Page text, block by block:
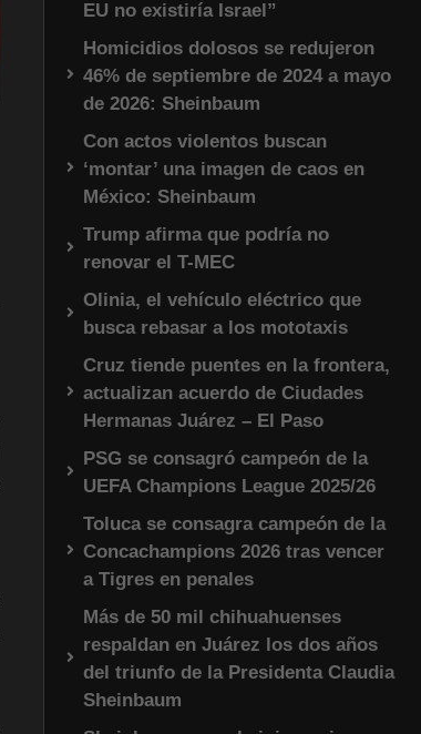
EU no existiría Israel”
Homicidios dolosos se redujeron
46% de septiembre de 2024 a mayo
de 2026: Sheinbaum
Con actos violentos buscan
‘montar’ una imagen de caos en
México: Sheinbaum
Trump afirma que podría no
renovar el T-MEC
Olinia, el vehículo eléctrico que
busca rebasar a los mototaxis
Cruz tiende puentes en la frontera,
actualizan acuerdo de Ciudades
Hermanas Juárez – El Paso
PSG se consagró campeón de la
UEFA Champions League 2025/26
Toluca se consagra campeón de la
Concachampions 2026 tras vencer
a Tigres en penales
Más de 50 mil chihuahuenses
respaldan en Juárez los dos años
del triunfo de la Presidenta Claudia
Sheinbaum